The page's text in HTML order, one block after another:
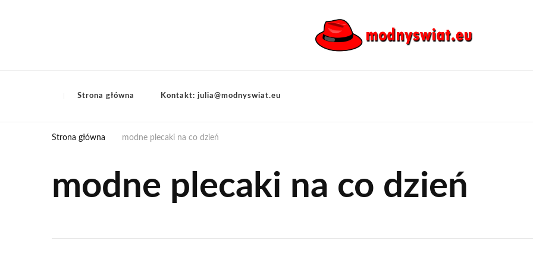
Strona główna Kontakt: julia@modnyswiat.eu
Strona główna modne plecaki na co dzień
modne plecaki na co dzień